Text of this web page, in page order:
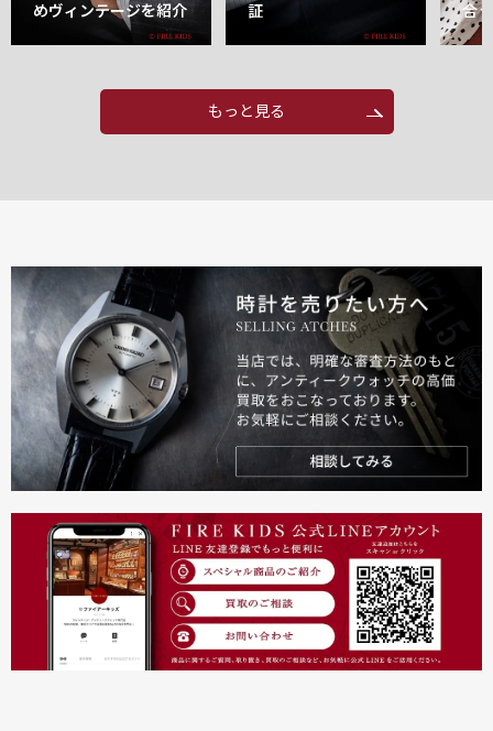
めヴィンテージを紹介
証
合
もっと見る